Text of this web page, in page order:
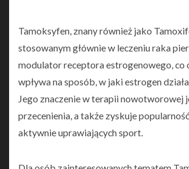
Tamoksyfen, znany również jako
stosowanym głównie w leczeniu raka
modulator receptora estrogenowego, co
wpływa na sposób, w jaki estrogen
Jego znaczenie w terapii nowotworowej
przecenienia, a także zyskuje
aktywnie uprawiających sport.